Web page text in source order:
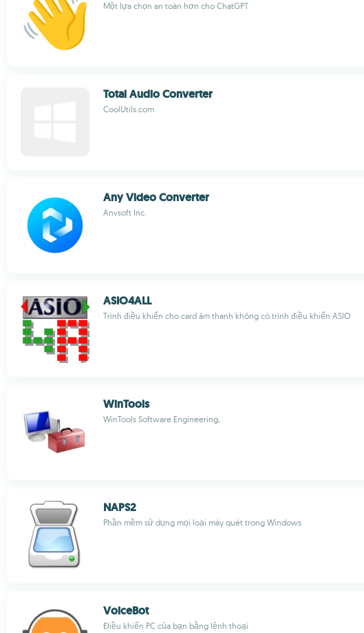
Một lựa chọn an toàn hơn cho ChatGPT
Total Audio Converter
CoolUtils.com
Any Video Converter
Anvsoft Inc.
ASIO4ALL
Trình điều khiển cho card âm thanh không có trình điều khiển ASIO
WinTools
WinTools Software Engineering,
NAPS2
Phần mềm sử dụng mọi loại máy quét trong Windows
VoiceBot
Điều khiển PC của bạn bằng lệnh thoại